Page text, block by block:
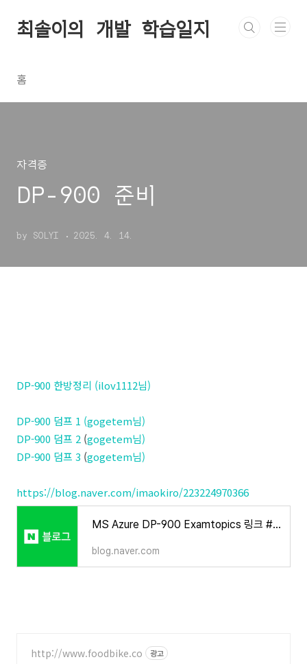
최솔이의 개발 학습일지
홈
자격증
DP-900 준비
by SOLYI 2025. 4. 14.
DP-900 한방정리 (ilov1112님)
DP-900 덤프 1 (gogetem님)
DP-900 덤프 2 (gogetem님)
DP-900 덤프 3 (gogetem님)
https://blog.naver.com/imaokiro/223224970366
MS Azure DP-900 Examtopics 링크 #1(No.127 ~ No.139)
blog.naver.com
http://www.foodbike.co 광고